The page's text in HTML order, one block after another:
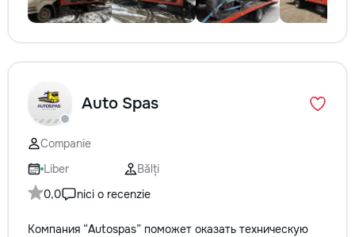
Auto Spas
Companie
Liber
Bălți
0,0
nici o recenzie
Компания “Autospas” поможет оказать техническую